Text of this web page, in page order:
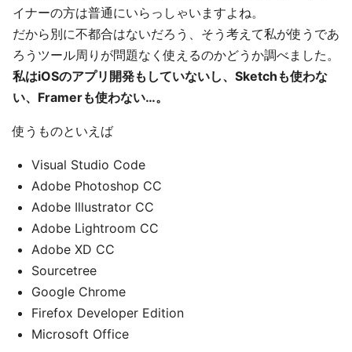
イナーの方は普通にいらっしゃいますよね。
だから別に不都合はないだろう、そう考えて私が使うであ
ろうツール周りが問題なく使えるのかどうか調べました。
私はiOSのアプリ開発もしていないし、Sketchも使わな
い、Framerも使わない…。
使うものといえば
Visual Studio Code
Adobe Photoshop CC
Adobe Illustrator CC
Adobe Lightroom CC
Adobe XD CC
Sourcetree
Google Chrome
Firefox Developer Edition
Microsoft Office